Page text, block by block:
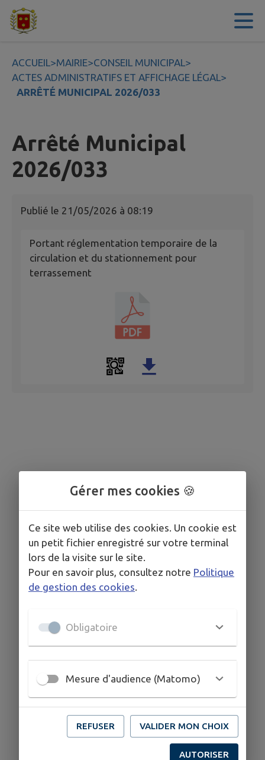
Contenu
ACCUEIL>MAIRIE>CONSEIL MUNICIPAL>
ACTES ADMINISTRATIFS ET AFFICHAGE LÉGAL>
ARRÊTÉ MUNICIPAL 2026/033
Arrêté Municipal
2026/033
Publié le 21/05/2026 à 08:19
Portant réglementation temporaire de la
circulation et du stationnement pour
terrassement
Gérer mes cookies 🍪
Ce site web utilise des cookies. Un cookie est
un petit fichier enregistré sur votre terminal
lors de la visite sur le site.
Pour en savoir plus, consultez notre Politique
de gestion des cookies
Obligatoire
Mesure d'audience (Matomo)
REFUSER VALIDER MON CHOIX
AUTORISER